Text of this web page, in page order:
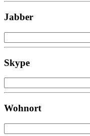
Jabber
Skype
Wohnort